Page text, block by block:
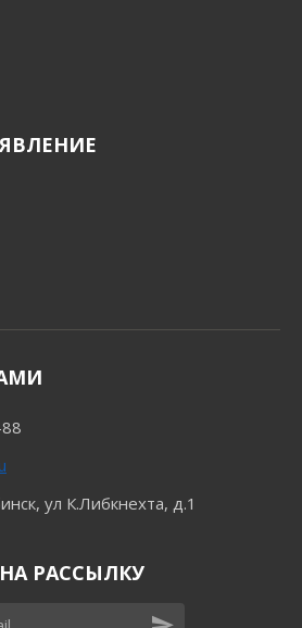
ул К.Либкнехта, д.1
РАССЫЛКУ